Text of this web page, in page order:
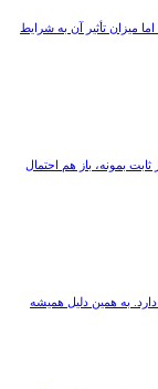
میزان تأثیر آن به شرایط
بمونه، باز هم احتمال
به همین دلیل همیشه